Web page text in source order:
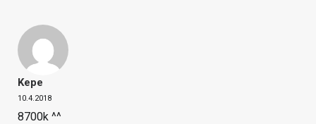
Kepe
10.4.2018
8700k ^^